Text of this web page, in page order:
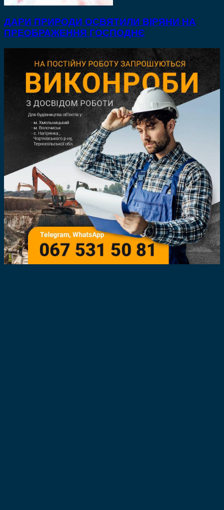
ДАРИ ПРИРОДИ ОСВЯТИЛИ ВІРЯНИ НА
ПРЕОБРАЖЕННЯ ГОСПОДНЄ